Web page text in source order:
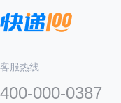
客服热线
400-000-0387